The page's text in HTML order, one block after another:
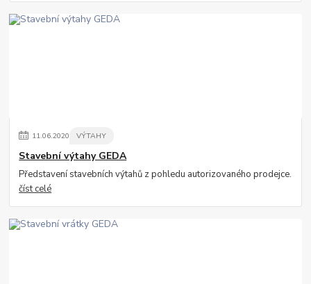
11.06.2020 VÝTAHY
Stavební výtahy GEDA
Představení stavebních výtahů z pohledu autorizovaného prodejce.
číst celé